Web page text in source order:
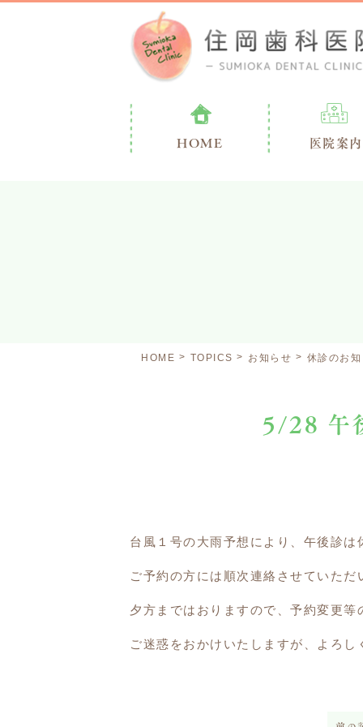
HOME 医院案内
HOME TOPICS お知らせ 休診のお
5/28 午
台風１号の大雨予想により、午後診
ご予約の方には順次連絡させていただ
夕方まではおりますので、予約変更
ご迷惑をおかけいたしますが、よろし